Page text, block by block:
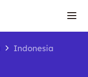
Indonesia